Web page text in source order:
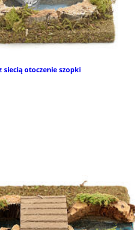
siecią otoczenie szopki